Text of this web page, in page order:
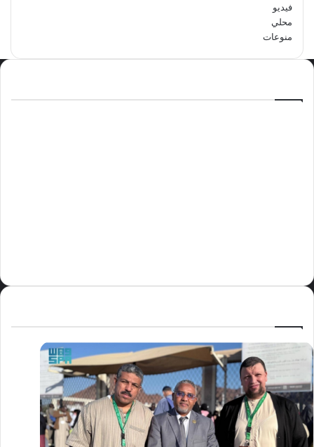
فيديو
محلي
منوعات